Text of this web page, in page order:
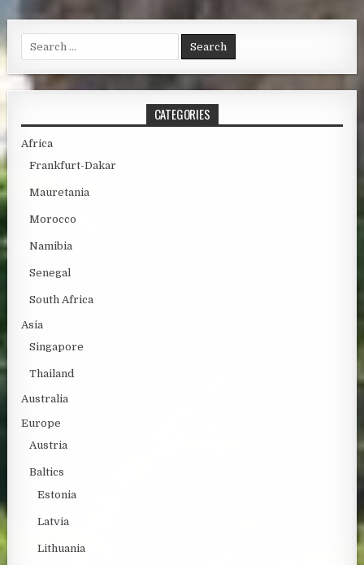
Search for:
CATEGORIES
Africa
Frankfurt-Dakar
Mauretania
Morocco
Namibia
Senegal
South Africa
Asia
Singapore
Thailand
Australia
Europe
Austria
Baltics
Estonia
Latvia
Lithuania